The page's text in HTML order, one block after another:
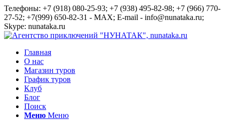
Телефоны: +7 (918) 080-25-93; +7 (938) 495-82-98; +7 (966) 770-
27-52; +7(999) 650-82-31 - MAX; E-mail - info@nunataka.ru;
Skype: nunataka.ru
Главная
О нас
Магазин туров
График туров
Клуб
Блог
Поиск
Меню Меню